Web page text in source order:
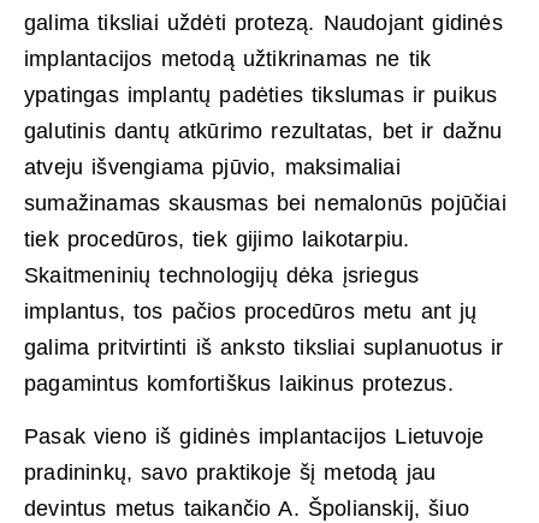
galima tiksliai uždėti protezą. Naudojant gidinės
implantacijos metodą užtikrinamas ne tik
ypatingas implantų padėties tikslumas ir puikus
galutinis dantų atkūrimo rezultatas, bet ir dažnu
atveju išvengiama pjūvio, maksimaliai
sumažinamas skausmas bei nemalonūs pojūčiai
tiek procedūros, tiek gijimo laikotarpiu.
Skaitmeninių technologijų dėka įsriegus
implantus, tos pačios procedūros metu ant jų
galima pritvirtinti iš anksto tiksliai suplanuotus ir
pagamintus komfortiškus laikinus protezus.
Pasak vieno iš gidinės implantacijos Lietuvoje
pradininkų, savo praktikoje šį metodą jau
devintus metus taikančio A. Špolianskij, šiuo